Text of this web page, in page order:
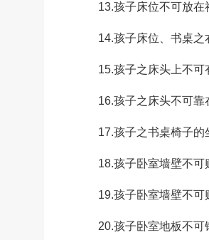
13.孩子床位不可放在
14.孩子床位、书桌之
15.孩子之床头上不可
16.孩子之床头不可靠
17.孩子之书桌椅子的
18.孩子卧室墙壁不可
19.孩子卧室墙壁不可
20.孩子卧室地板不可